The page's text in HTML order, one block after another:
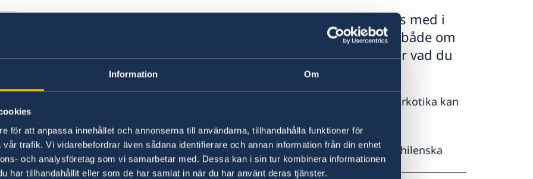
Information Om
för att anpassa innehållet och annonserna till användarna, tillhandahålla funktioner för
trafik. Vi vidarebefordrar även sådana identifierare och annan information från din enhet
och analysföretag som vi samarbetar med. Dessa kan i sin tur kombinera informationen
har tillhandahållit eller som de har samlat in när du har använt deras tjänster.
De läkemedel som du behöver ha med dig utomlands bör tas med i
sin originalförpackning. På så sätt har du något att visa upp både om
du behöver kontakta vården utomlands och om tullen undrar vad du
Reser du med receptbelagda mediciner eller läkemedel som anses vara narkotika kan
du behöva ett läkarintyg.
Kontrollera alltid nuvarande reglament kring inresa med läkemedel med chilenska
konsulatet:Chiles konsulat i Sverige